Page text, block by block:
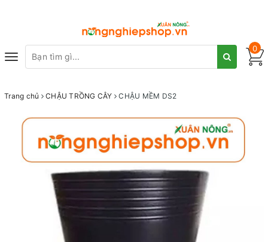
Toggle
0
Trang chủ CHẬU TRỒNG CÂY CHẬU MỀM DS2